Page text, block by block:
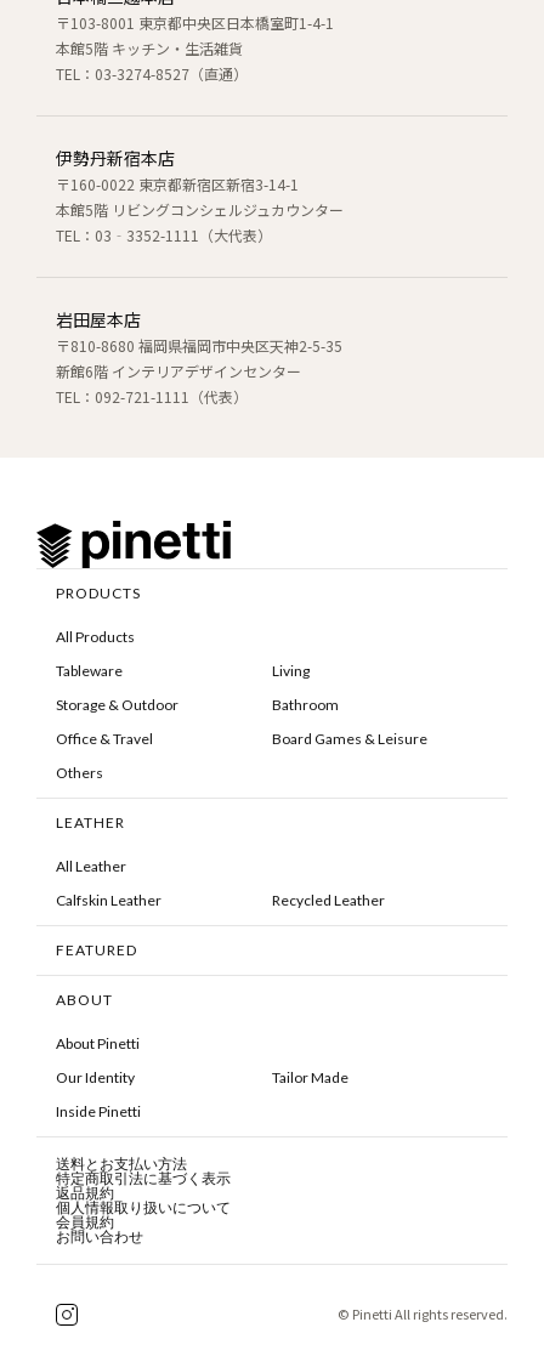
〒103-8001 東京都中央区日本橋室町1-4-1
本館5階 キッチン・生活雑貨
TEL：03-3274-8527（直通）
伊勢丹新宿本店
〒160-0022 東京都新宿区新宿3-14-1
本館5階 リビングコンシェルジュカウンター
TEL：03‐3352-1111（大代表）
岩田屋本店
〒810-8680 福岡県福岡市中央区天神2-5-35
新館6階 インテリアデザインセンター
TEL：092-721-1111（代表）
PRODUCTS
All Products
Tableware
Living
Storage & Outdoor
Bathroom
Office & Travel
Board Games & Leisure
Others
LEATHER
All Leather
Calfskin Leather
Recycled Leather
FEATURED
ABOUT
About Pinetti
Our Identity
Tailor Made
Inside Pinetti
送料とお支払い方法
特定商取引法に基づく表示
返品規約
個人情報取り扱いについて
会員規約
お問い合わせ
© Pinetti All rights reserved.